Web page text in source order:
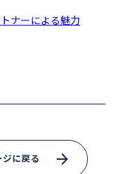
ナーによる魅力
ジに戻る arrow_forward